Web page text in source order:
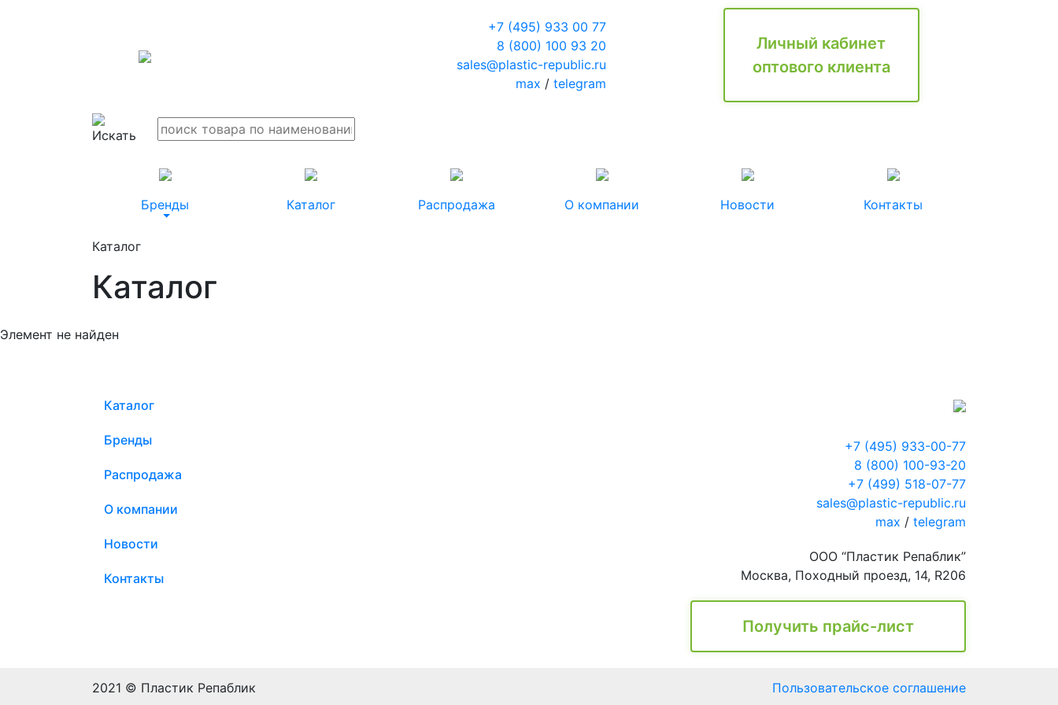
+7 (495) 933 00 77
8 (800) 100 93 20
sales@plastic-republic.ru
max / telegram
Личный кабинет
оптового клиента
Бренды Каталог Распродажа О компании Новости Контакты
Каталог
Каталог
Элемент не найден
Каталог
Бренды
Распродажа
О компании
Новости
Контакты
+7 (495) 933-00-77
8 (800) 100-93-20
+7 (499) 518-07-77
sales@plastic-republic.ru
max / telegram
ООО “Пластик Репаблик”
Москва, Походный проезд, 14, R206
Получить прайс-лист
2021 © Пластик Репаблик Пользовательское соглашение